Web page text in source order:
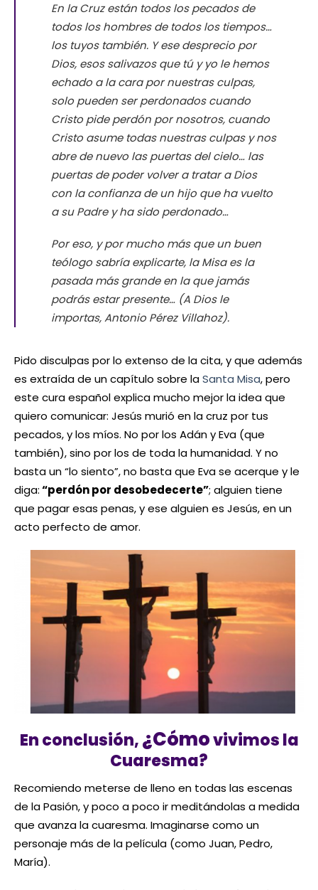
En la Cruz están todos los pecados de
todos los hombres de todos los tiempos…
los tuyos también. Y ese desprecio por
Dios, esos salivazos que tú y yo le hemos
echado a la cara por nuestras culpas,
solo pueden ser perdonados cuando
Cristo pide perdón por nosotros, cuando
Cristo asume todas nuestras culpas y nos
abre de nuevo las puertas del cielo… las
puertas de poder volver a tratar a Dios
con la confianza de un hijo que ha vuelto
a su Padre y ha sido perdonado…
Por eso, y por mucho más que un buen
teólogo sabría explicarte, la Misa es la
pasada más grande en la que jamás
podrás estar presente… (A Dios le
importas, Antonio Pérez Villahoz).
Pido disculpas por lo extenso de la cita, y que además
es extraída de un capítulo sobre laSanta Misa, pero
este cura español explica mucho mejor la idea que
quiero comunicar: Jesús murió en la cruz por tus
pecados, y los míos. No por los Adán y Eva (que
también), sino por los de toda la humanidad. Y no
basta un “lo siento”, no basta que Eva se acerque y le
diga:“perdón por desobedecerte”; alguien tiene
que pagar esas penas, y ese alguien es Jesús, en un
acto perfecto de amor.
En conclusión,¿Cómovivimos la
Cuaresma?
Recomiendo meterse de lleno en todas las escenas
de la Pasión, y poco a poco ir meditándolas a medida
que avanza la cuaresma. Imaginarse como un
personaje más de la película (como Juan, Pedro,
María).